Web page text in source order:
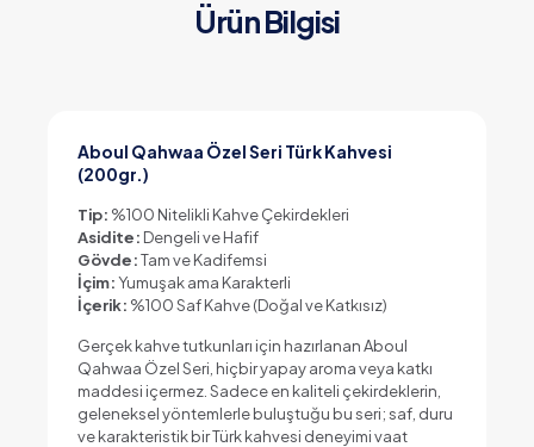
Ürün Bilgisi
Aboul Qahwaa Özel Seri Türk Kahvesi
(200gr.)
Tip: %100 Nitelikli Kahve Çekirdekleri
Asidite: Dengeli ve Hafif
Gövde:Tam ve Kadifemsi
İçim:Yumuşak ama Karakterli
İçerik: %100 Saf Kahve (Doğal ve Katkısız)
Gerçek kahve tutkunları için hazırlanan Aboul
Qahwaa Özel Seri, hiçbir yapay aroma veya katkı
maddesi içermez. Sadece en kaliteli çekirdeklerin,
geleneksel yöntemlerle buluştuğu bu seri; saf, duru
ve karakteristik bir Türk kahvesi deneyimi vaat